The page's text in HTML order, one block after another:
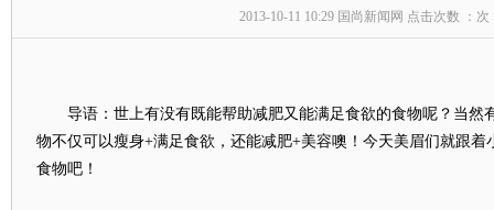
2013-10-11 10:29 国尚新闻网 点击次数 ： 次
导语：世上有没有既能帮助减肥又能满足食欲的食物呢？当然
物不仅可以瘦身+满足食欲，还能减肥+美容噢！今天美眉们就跟着
食物吧！